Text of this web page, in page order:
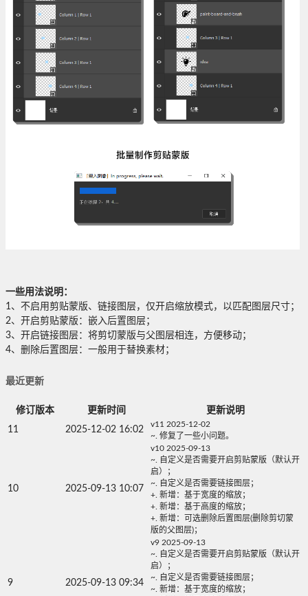
一些用法说明：
1、不启用剪贴蒙版、链接图层，仅开启缩放模式，以匹配图层尺寸；
2、开启剪贴蒙版：嵌入后置图层；
3、开启链接图层：将剪切蒙版与父图层相连，方便移动；
4、删除后置图层：一般用于替换素材；
最近更新
修订版本 更新时间
更新说明
11
2025-12-02 16:02
v11 2025-12-02
~. 修复了一些小问题。
10 2025-09-13 10:07
v10 2025-09-13
~. 自定义是否需要开启剪贴蒙版（默认开
启）；
~. 自定义是否需要链接图层；
+. 新增：基于宽度的缩放；
+. 新增：基于高度的缩放；
+. 新增：可选删除后置图层(删除剪切蒙
版的父图层)；
9 2025-09-13 09:34
v9 2025-09-13
~. 自定义是否需要开启剪贴蒙版（默认开
启）；
~. 自定义是否需要链接图层；
~. 新增：基于宽度的缩放；